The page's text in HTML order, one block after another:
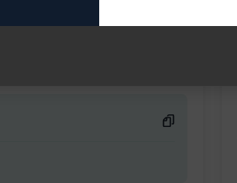
una tabella per la tua
di loro.